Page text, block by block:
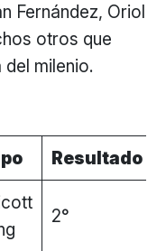
Fernández, Oriol
otros que
milenio.
Resultado
2°